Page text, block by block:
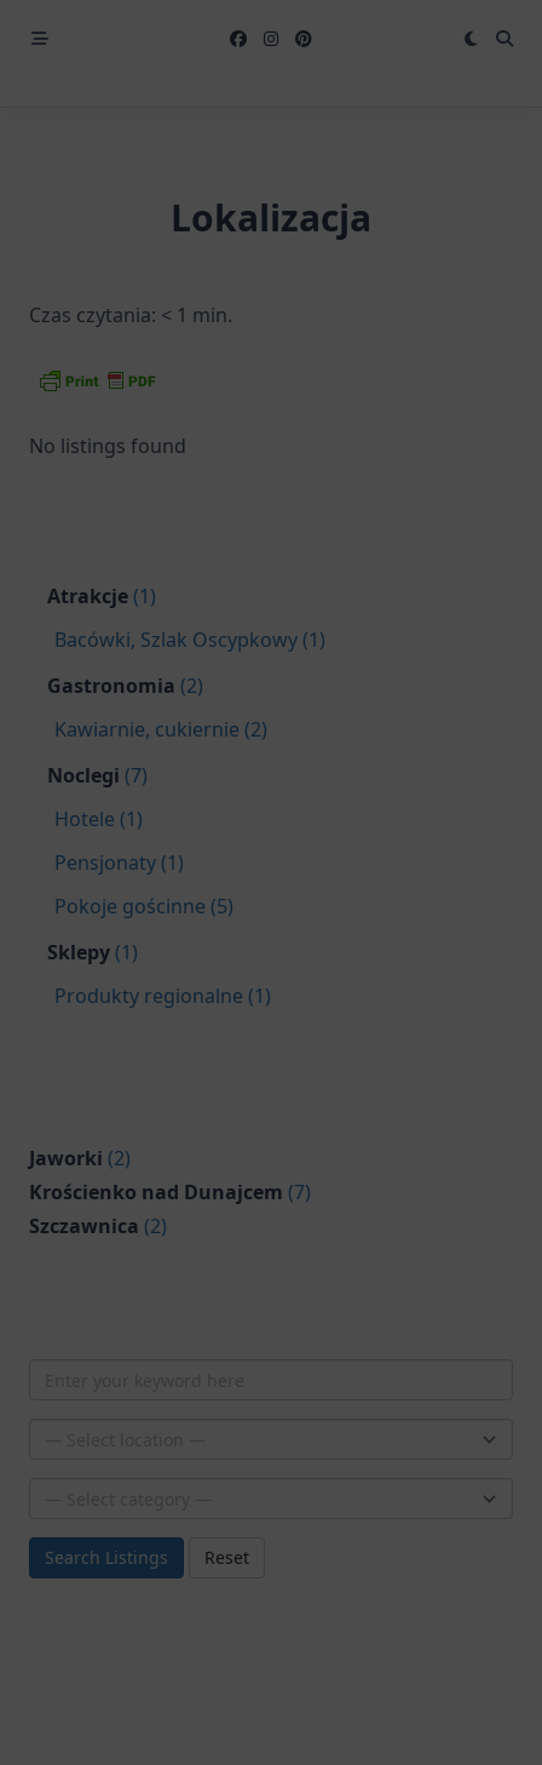
Lokalizacja
Czas czytania: < 1 min.
No listings found
Atrakcje (1)
Bacówki, Szlak Oscypkowy (1)
Gastronomia (2)
Kawiarnie, cukiernie (2)
Noclegi (7)
Hotele (1)
Pensjonaty (1)
Pokoje gościnne (5)
Sklepy (1)
Produkty regionalne (1)
Jaworki (2)
Krościenko nad Dunajcem (7)
Szczawnica (2)
Search Listings Reset